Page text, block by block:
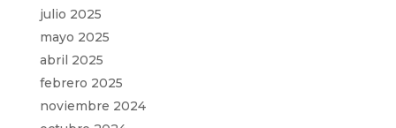
julio 2025
mayo 2025
abril 2025
febrero 2025
noviembre 2024